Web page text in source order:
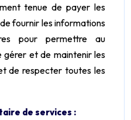
tenue de payer les
fournir les informations
pour permettre au
gérer et de maintenir les
de respecter toutes les
de services :